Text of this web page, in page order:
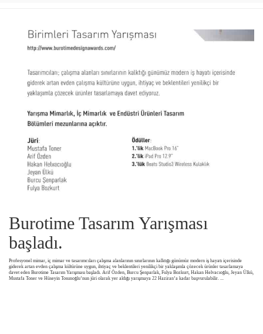
Burotime Tasarım Yarışması
başladı.
Profesyonel mimar, iç mimar ve tasarımcıları çalışma alanlarının sınırlarının kalktığı günümüz modern iş hayatı içerisinde
giderek artan evden çalışma kültürüne uygun, ihtiyaç ve beklentileri yenilikçi bir yaklaşımla çözecek ürünler tasarlamaya
davet eden Burotime Tasarım Yarışması başladı. Arif Özden, Burcu Şenparlak, Fulya Bozkurt, Hakan Helvacıoğlu, Jeyan Ülkü,
Mustafa Toner ve Hüseyin Tosunoğlu’nun jüri olarak yer aldığı yarışmaya 22 Haziran’a kadar başvurulabilir. ...